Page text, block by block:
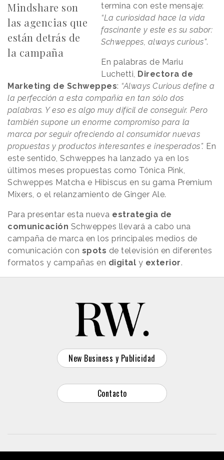
Mindshare son
las agencias que
están detrás de
la campaña
termina con este mensaje:
“La curiosidad hace la vida
fascinante y este es su sabor:
Schweppes, always curious”.
En palabras de Mariu
Luchetti, Directora de
Marketing de Schweppes: “Always Curious define a
la perfección a esta compañía en tan sólo dos
palabras. Y eso es algo muy difícil de conseguir. Pero
también supone un enorme compromiso para la
marca por seguir ofreciendo al consumidor nuevas
propuestas y productos interesantes e inesperados”. En
este sentido, Schweppes ha lanzado ya en los
últimos meses propuestas como Tónica Pink,
Schweppes Matcha e Hibiscus en su gama Premium
Mixers, o el relanzamiento de Ginger Ale.
Para presentar esta nueva estrategia de
comunicación Schweppes llevará a cabo una
campaña de marca en los principales medios de
comunicación con spots de televisión en diferentes
formatos y campañas en digital y exterior.
New Business y Publicidad
Contacto
© 2026 Reason Why